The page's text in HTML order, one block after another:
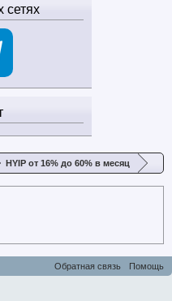
сетях
HYIP от 16% до 60% в месяц
Обратная связь Помощь